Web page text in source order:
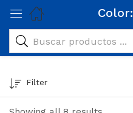
Color:
Filter